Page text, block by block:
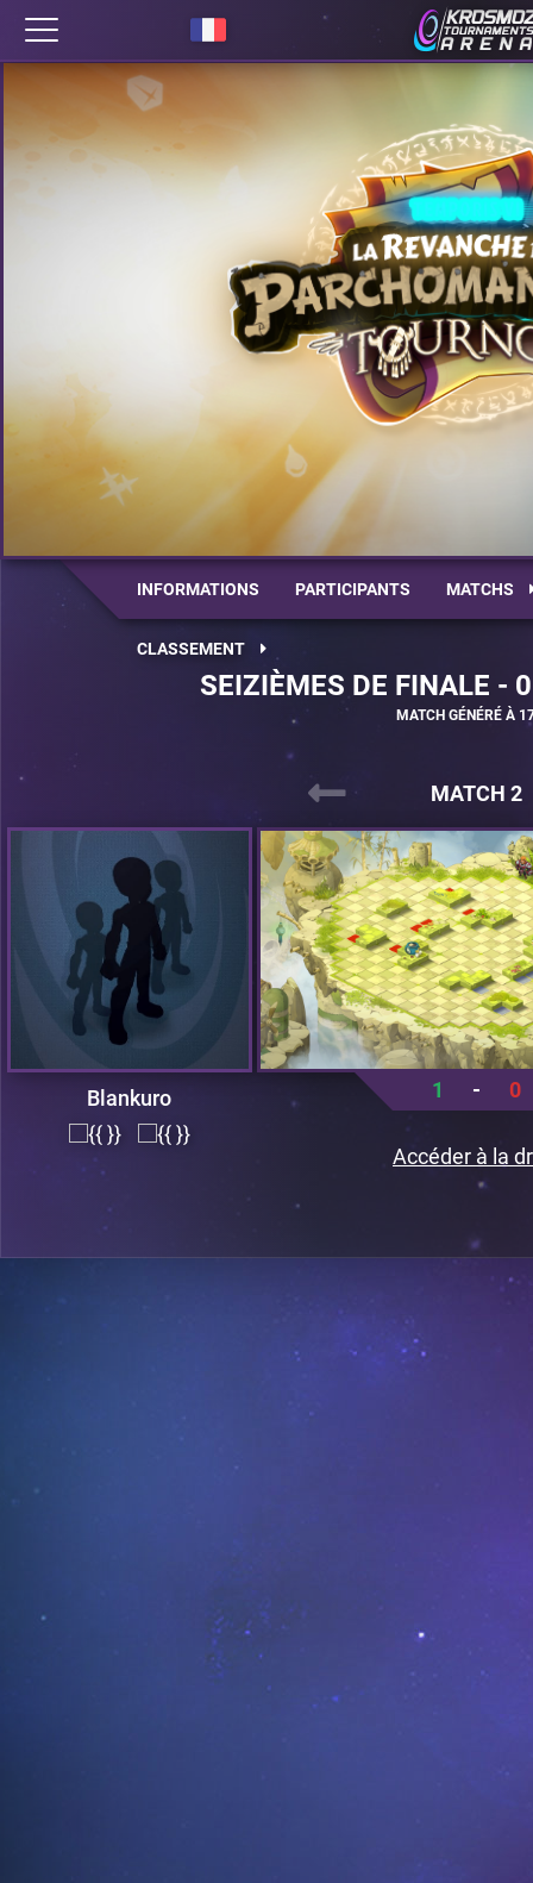
INFORMATIONS PARTICIPANTS MATCHS
CLASSEMENT
SEIZIÈMES DE FINALE
MATCH GÉNÉRÉ À
MATCH 2
Blankuro 1 - 0
Accéder à la